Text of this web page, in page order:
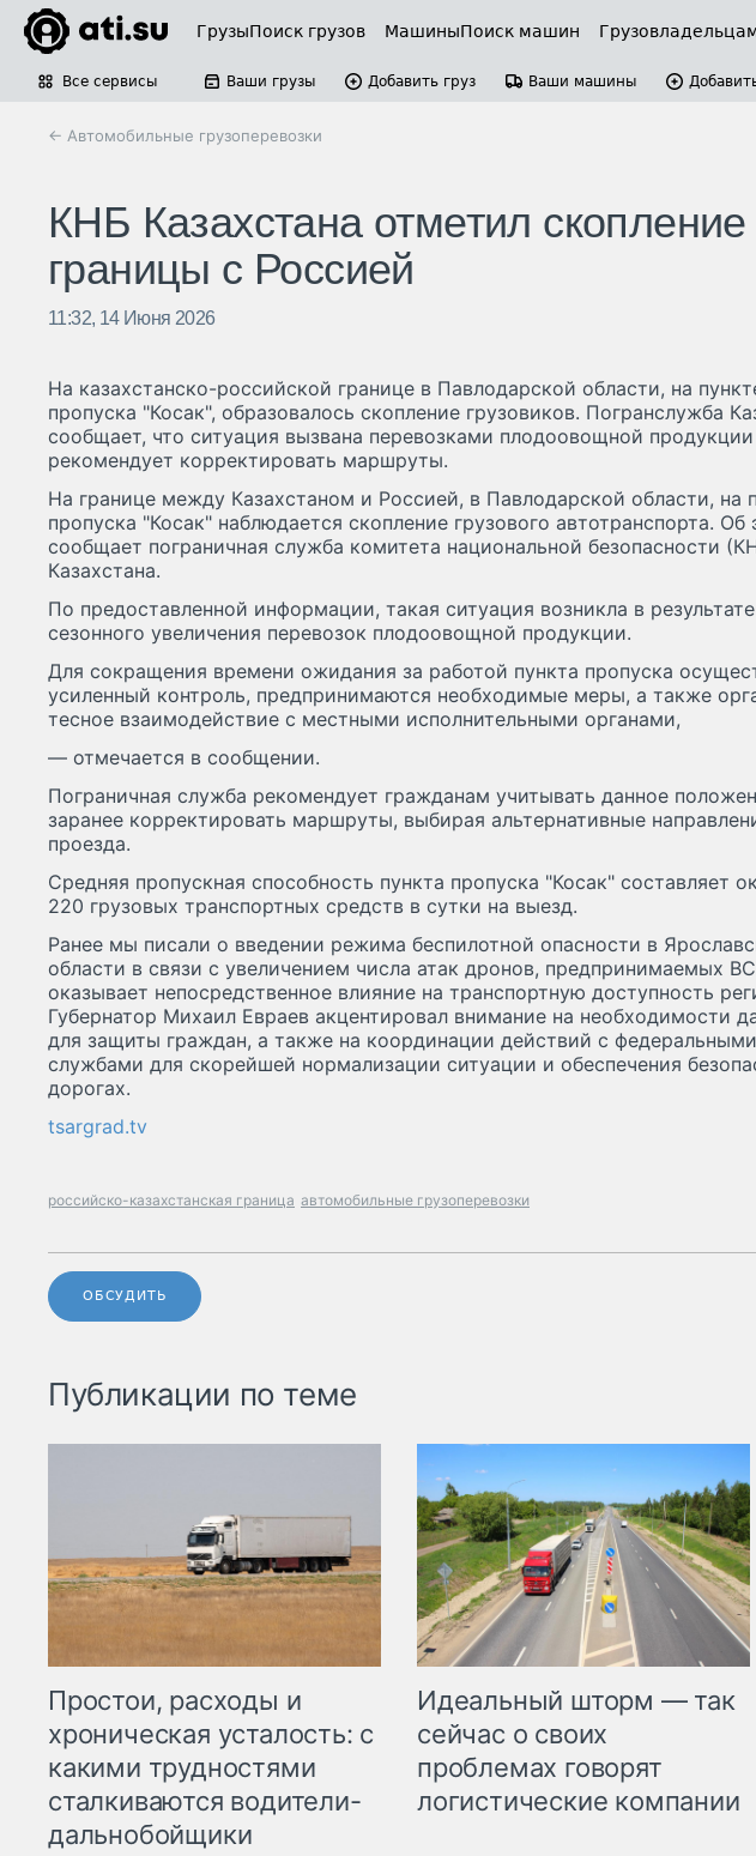
ГрузыПоиск грузов МашиныПоиск машин
Все сервисы Ваши грузы Добавить груз Ваши машины
← Автомобильные грузоперевозки
КНБ Казахстана отметил скопление
границы с Россией
11:32, 14 Июня 2026
На казахстанско-российской границе в Павлодарской области, на
пропуска "Косак", образовалось скопление грузовиков. Погранслужба
сообщает, что ситуация вызвана перевозками плодоовощной
рекомендует корректировать маршруты.
На границе между Казахстаном и Россией, в Павлодарской области, на
пропуска "Косак" наблюдается скопление грузового автотранспорта. Об
сообщает пограничная служба комитета национальной безопасности
Казахстана.
По предоставленной информации, такая ситуация возникла в результате
сезонного увеличения перевозок плодоовощной продукции.
Для сокращения времени ожидания за работой пункта пропуска
усиленный контроль, предпринимаются необходимые меры, а также
тесное взаимодействие с местными исполнительными органами,
— отмечается в сообщении.
Пограничная служба рекомендует гражданам учитывать данное
заранее корректировать маршруты, выбирая альтернативные
проезда.
Средняя пропускная способность пункта пропуска "Косак" составляет
220 грузовых транспортных средств в сутки на выезд.
Ранее мы писали о введении режима беспилотной опасности в
области в связи с увеличением числа атак дронов, предпринимаемых
оказывает непосредственное влияние на транспортную доступность
Губернатор Михаил Евраев акцентировал внимание на необходимости
для защиты граждан, а также на координации действий с федеральными
службами для скорейшей нормализации ситуации и обеспечения
дорогах.
tsargrad.tv
российско-казахстанская граница автомобильные грузоперевозки
ОБСУДИТЬ
Публикации по теме
Простои, расходы и
хроническая усталость: с
какими трудностями
сталкиваются водители-
дальнобойщики
Идеальный шторм — так
сейчас о своих
проблемах говорят
логистические компании